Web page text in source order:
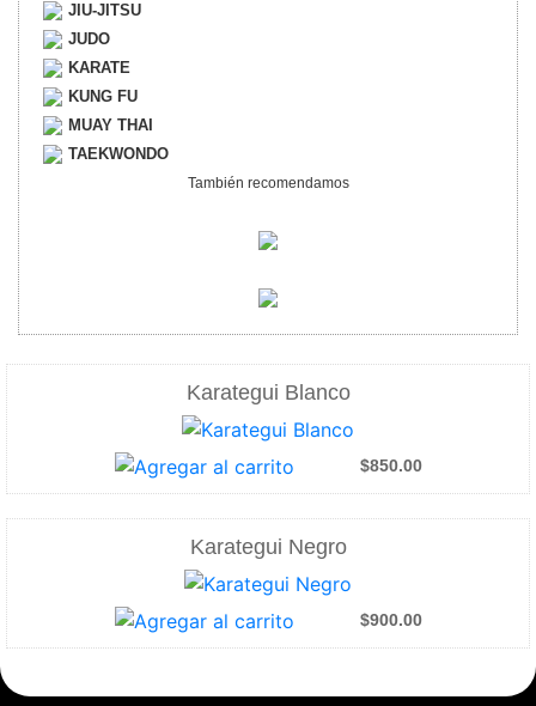
JIU-JITSU
JUDO
KARATE
KUNG FU
MUAY THAI
TAEKWONDO
También recomendamos
Karategui Blanco
$850.00
Karategui Negro
$900.00